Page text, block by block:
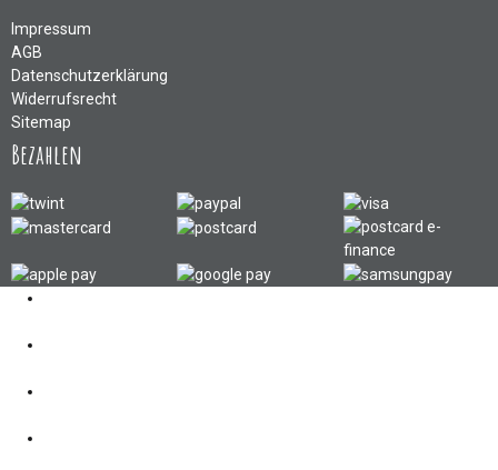
Impressum
AGB
Datenschutzerklärung
Widerrufsrecht
Sitemap
Bezahlen